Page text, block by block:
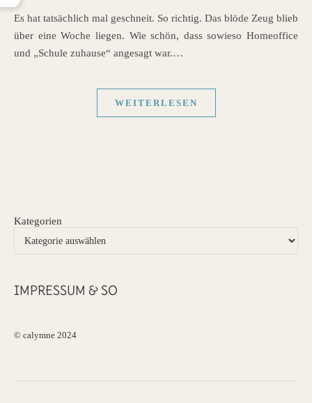
Es hat tatsächlich mal geschneit. So richtig. Das blöde Zeug blieb
über eine Woche liegen. Wie schön, dass sowieso Homeoffice
und „Schule zuhause“ angesagt war.…
WEITERLESEN
Kategorien
IMPRESSUM & SO
© calymne 2024